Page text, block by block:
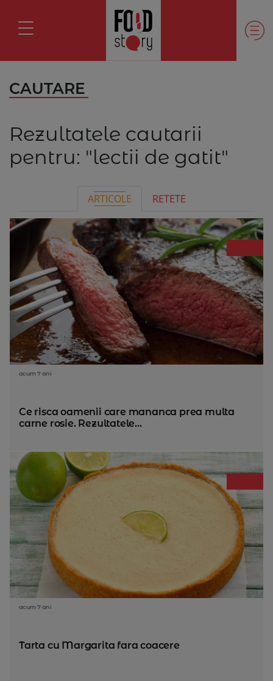
CAUTARE
Rezultatele cautarii
pentru: "lectii de gatit"
ARTICOLE RETETE
acum 7 ani
Ce risca oamenii care mananca prea multa
carne rosie. Rezultatele...
acum 7 ani
Tarta cu Margarita fara coacere